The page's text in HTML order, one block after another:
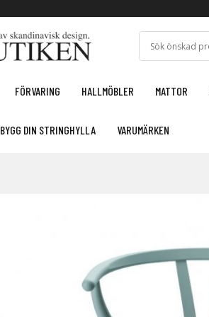
FÖRVARING HALLMÖBLER MATTOR
BYGG DIN STRINGHYLLA VARUMÄRKEN